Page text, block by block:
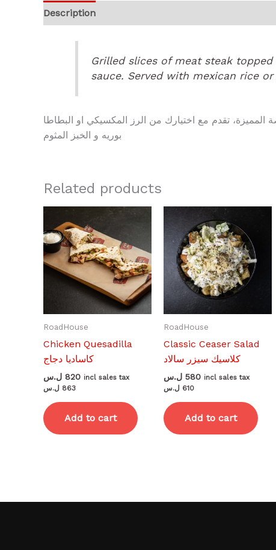
Description
Grilled slices of meat steak
sauce. Served with mexican rice
تقدم مع اختيارك من الرز المكسيكي او البطاطا
بوريه و الخبز المثوم
Related products
RoadHouse
Chicken Quesadilla
كاساديا دجاج
820 ل.س
incl sales tax
863 ل.س
Add to cart
RoadHouse
Classic Ceaser Salad
كلاسيك سيزر سالاد
580 ل.س
incl sales tax
610 ل.س
Add to cart